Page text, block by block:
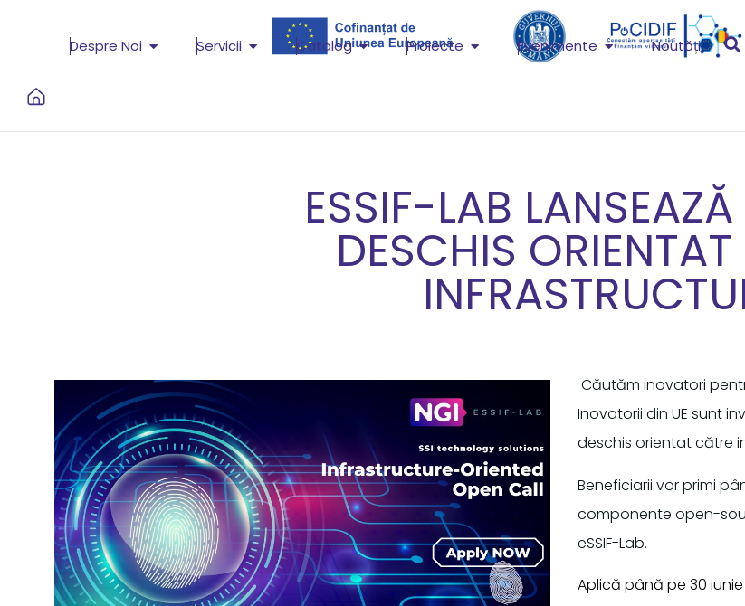
Despre Noi Servicii Catalog Proiecte Evenimente Noutăți
ESSIF-LAB
DESCHIS
Căutăm inovatori
Inovatorii din UE sunt
deschis orientat către
Beneficiarii vor primi
componente open-
eSSIF-Lab.
Aplică până pe 30 iunie